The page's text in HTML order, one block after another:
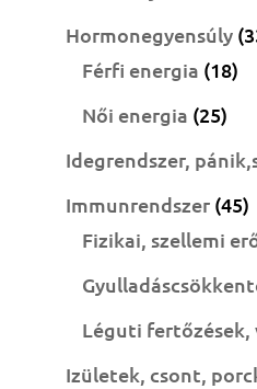
Hormonegyensúly
Férfi energia 1818
Női energia 2525
Idegrendszer,
Immunrendszer 4545
Fizikai, szellemi
Léguti fertőzések,
Izületek, csont,